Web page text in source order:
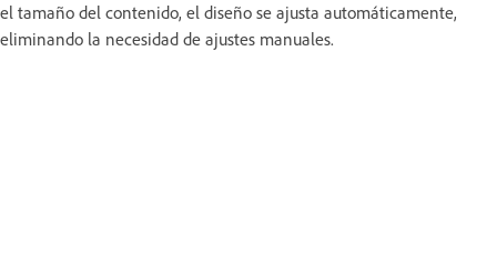
el tamaño del contenido, el diseño se ajusta automáticamente,
eliminando la necesidad de ajustes manuales.